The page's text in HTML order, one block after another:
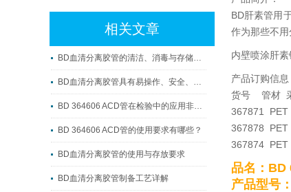
相关文章
BD血清分离胶管的清洁、消毒与存储方法
BD血清分离胶管具有易操作、安全、准确及可重复性等优点
BD 364606 ACD管在检验中的应用非常广泛
BD 364606 ACD管的使用要求有哪些？
BD血清分离胶管的使用与存放要求
BD血清分离胶管制备工艺详解
BD肝素管用
作为那些不用
内壁喷涂肝
产品订购信息
货号 管材
367871
367878
367874
品名： BD
产品型号